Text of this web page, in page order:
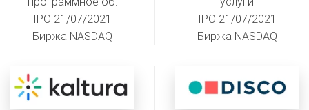
IPO 21/07/2021
Биржа NASDAQ
IPO 21/07/2021
Биржа NASDAQ